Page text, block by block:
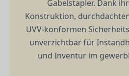
Gabelstapler. Dank
Konstruktion,
UVV-konformen
unverzichtbar für
und Inventur im